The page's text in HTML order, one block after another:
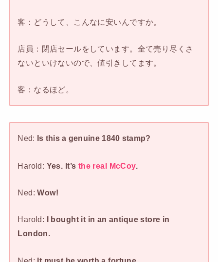
客：どうして、こんなに安いんですか。
店員：閉店セールをしています。全て売り尽くさ
ないといけないので、値引きしてます。
客：なるほど。
Ned: Is this a genuine 1840 stamp?
Harold: Yes. It’s the real McCoy.
Ned:Wow!
Harold:
I bought it in an antique store in
London.